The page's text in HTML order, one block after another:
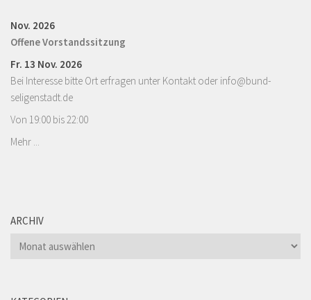
Nov. 2026
Offene Vorstandssitzung
Fr. 13 Nov. 2026
Bei Interesse bitte Ort erfragen unter Kontakt oder info@bund-
seligenstadt.de
Von 19:00 bis 22:00
Mehr ...
ARCHIV
Archiv